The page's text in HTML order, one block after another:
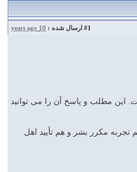
#1 ارسال شده : 10 years ago
این مطلب و پاسخ آن را می توانید
مکرر بشر و هم تأیید اهل